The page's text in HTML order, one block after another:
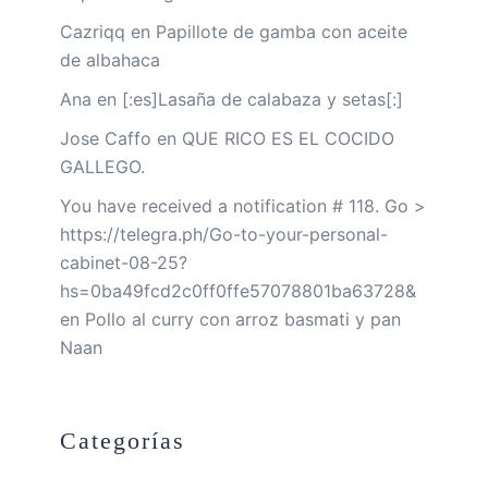
Cazriqq en Papillote de gamba con aceite
de albahaca
Ana en [:es]Lasaña de calabaza y setas[:]
Jose Caffo en QUE RICO ES EL COCIDO
GALLEGO.
You have received a notification # 118. Go >
https://telegra.ph/Go-to-your-personal-
cabinet-08-25?
hs=0ba49fcd2c0ff0ffe57078801ba63728&
en Pollo al curry con arroz basmati y pan
Naan
Categorías